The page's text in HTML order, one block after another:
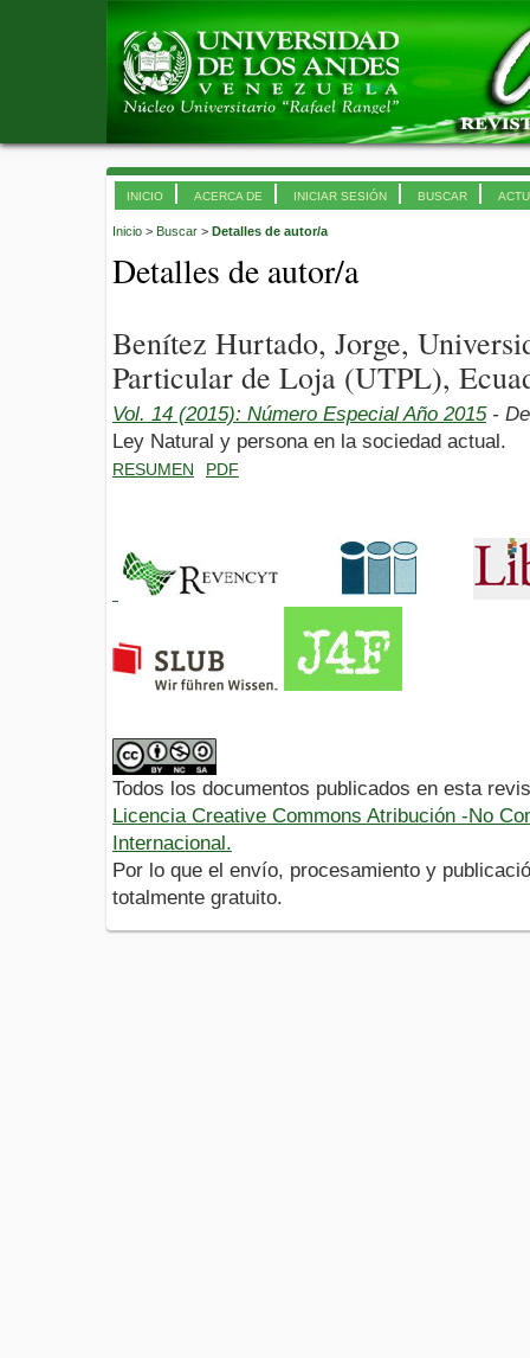
INICIO ACERCA DE INICIAR SESIÓN BUSCAR
Inicio > Buscar > Detalles de autor/a
Detalles de autor/a
Benítez Hurtado, Jorge,
Particular de Loja (UTPL),
Vol. 14 (2015): Número Especial Año 2015-
Ley Natural y persona en la sociedad actual.
RESUMEN PDF
Todos los documentos publicados en esta
Licencia Creative Commons Atribución -No
Internacional.
Por lo que el envío, procesamiento y
totalmente gratuito.